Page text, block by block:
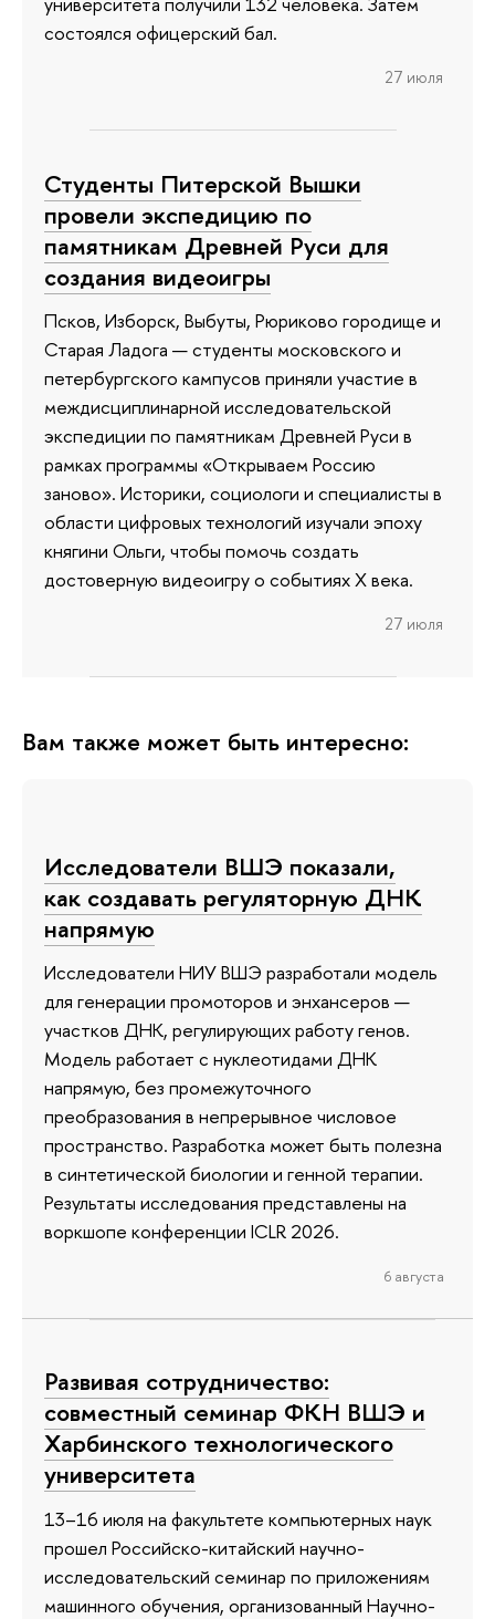
состоялся офицерский бал.
27 июля
Студенты Питерской Вышки
провели экспедицию по
памятникам Древней Руси для
создания видеоигры
Псков, Изборск, Выбуты, Рюриково городище и
Старая Ладога — студенты московского и
петербургского кампусов приняли участие в
междисциплинарной исследовательской
экспедиции по памятникам Древней Руси в
рамках программы «Открываем Россию
заново». Историки, социологи и специалисты в
области цифровых технологий изучали эпоху
княгини Ольги, чтобы помочь создать
достоверную видеоигру о событиях X века.
27 июля
Вам также может быть интересно:
Исследователи ВШЭ показали,
как создавать регуляторную ДНК
напрямую
Исследователи НИУ ВШЭ разработали модель
для генерации промоторов и энхансеров —
участков ДНК, регулирующих работу генов.
Модель работает с нуклеотидами ДНК
напрямую, без промежуточного
преобразования в непрерывное числовое
пространство. Разработка может быть полезна
в синтетической биологии и генной терапии.
Результаты исследования представлены на
воркшопе конференции ICLR 2026.
6 августа
Развивая сотрудничество:
совместный семинар ФКН ВШЭ и
Харбинского технологического
университета
13–16 июля на факультете компьютерных наук
прошел Российско-китайский научно-
исследовательский семинар по приложениям
машинного обучения, организованный Научно-